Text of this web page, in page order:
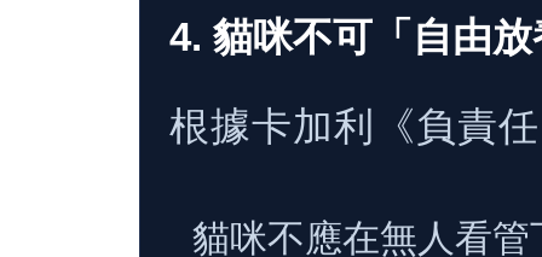
4. 貓咪不可「自由
根據卡加利《負責
貓咪不應在無人看